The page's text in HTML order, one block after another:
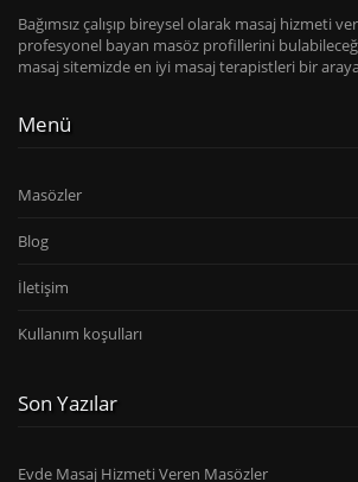
Bağımsız çalışıp bireysel olarak masaj hizmeti
profesyonel bayan masöz profillerini
masaj sitemizde en iyi masaj terapistleri bir
Menü
Masözler
Blog
İletişim
Kullanım koşulları
Son Yazılar
Evde Masaj Hizmeti Veren Masözler